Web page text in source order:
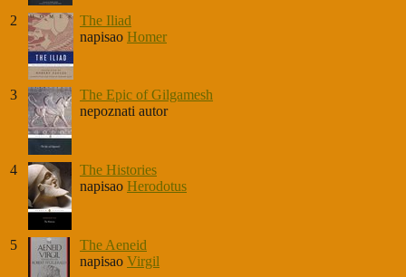
2
The Iliad
napisao Homer
3
The Epic of Gilgamesh
nepoznati autor
4
The Histories
napisao Herodotus
5
The Aeneid
napisao Virgil